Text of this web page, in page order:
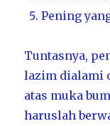
Pening
Tuntasnya,
lazim dialami
atas muka
haruslah